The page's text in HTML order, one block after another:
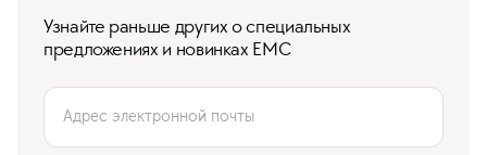
Узнайте раньше других о специальных
предложениях и новинках ЕМС
Адрес электронной почты